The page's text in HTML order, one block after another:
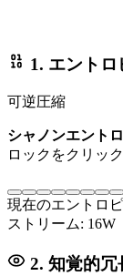
1. エント
可逆圧縮
シャノンエント
ロックをクリッ
現在のエントロ
ストリーム: 16W
2. 知覚的